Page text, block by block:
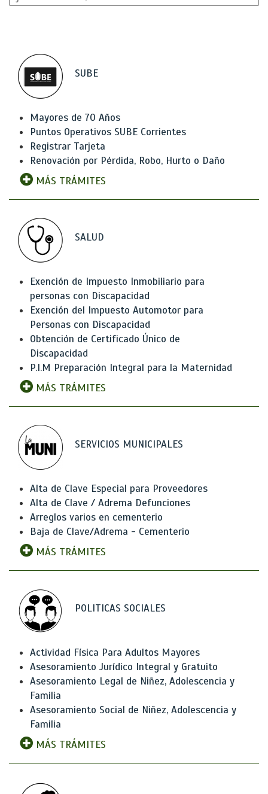
SUBE
Mayores de 70 Años
Puntos Operativos SUBE Corrientes
Registrar Tarjeta
Renovación por Pérdida, Robo, Hurto o Daño
MÁS TRÁMITES
SALUD
Exención de Impuesto Inmobiliario para
personas con Discapacidad
Exención del Impuesto Automotor para
Personas con Discapacidad
Obtención de Certificado Único de
Discapacidad
P.I.M Preparación Integral para la Maternidad
MÁS TRÁMITES
SERVICIOS MUNICIPALES
Alta de Clave Especial para Proveedores
Alta de Clave / Adrema Defunciones
Arreglos varios en cementerio
Baja de Clave/Adrema - Cementerio
MÁS TRÁMITES
POLITICAS SOCIALES
Actividad Física Para Adultos Mayores
Asesoramiento Jurídico Integral y Gratuito
Asesoramiento Legal de Niñez, Adolescencia y
Familia
Asesoramiento Social de Niñez, Adolescencia y
Familia
MÁS TRÁMITES